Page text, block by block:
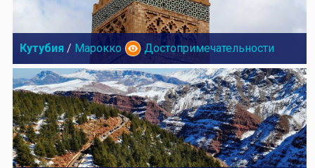
Кутубия / Марокко Достопримечательности